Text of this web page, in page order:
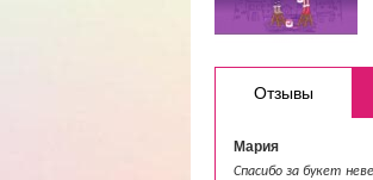
Отзывы
Мария
Спасибо за букет